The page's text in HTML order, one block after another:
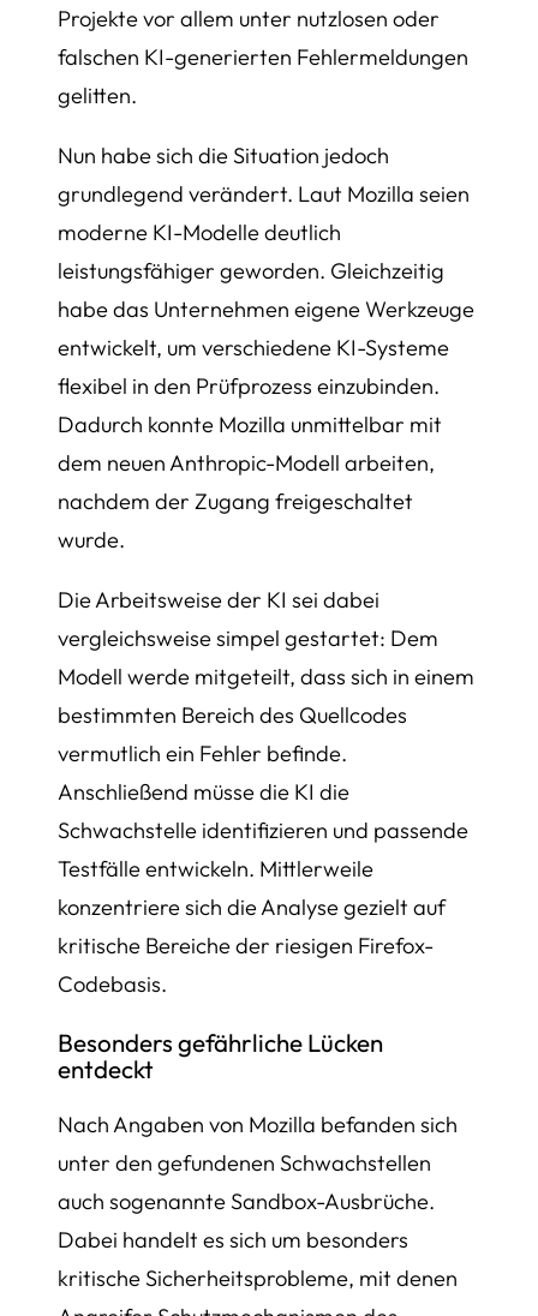
Projekte vor allem unter nutzlosen oder
falschen KI-generierten Fehlermeldungen
gelitten.
Nun habe sich die Situation jedoch
grundlegend verändert. Laut Mozilla seien
moderne KI-Modelle deutlich
leistungsfähiger geworden. Gleichzeitig
habe das Unternehmen eigene Werkzeuge
entwickelt, um verschiedene KI-Systeme
flexibel in den Prüfprozess einzubinden.
Dadurch konnte Mozilla unmittelbar mit
dem neuen Anthropic-Modell arbeiten,
nachdem der Zugang freigeschaltet
wurde.
Die Arbeitsweise der KI sei dabei
vergleichsweise simpel gestartet: Dem
Modell werde mitgeteilt, dass sich in einem
bestimmten Bereich des Quellcodes
vermutlich ein Fehler befinde.
Anschließend müsse die KI die
Schwachstelle identifizieren und passende
Testfälle entwickeln. Mittlerweile
konzentriere sich die Analyse gezielt auf
kritische Bereiche der riesigen Firefox-
Codebasis.
Besonders gefährliche Lücken
entdeckt
Nach Angaben von Mozilla befanden sich
unter den gefundenen Schwachstellen
auch sogenannte Sandbox-Ausbrüche.
Dabei handelt es sich um besonders
kritische Sicherheitsprobleme, mit denen